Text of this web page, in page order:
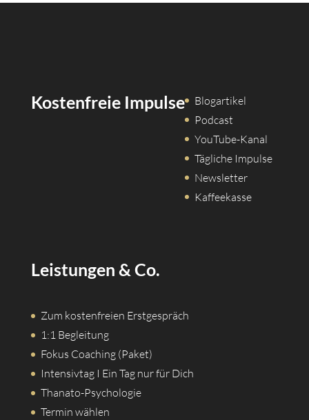
Kostenfreie Impulse
Blogartikel
Podcast
YouTube-Kanal
Tägliche Impulse
Newsletter
Kaffeekasse
Leistungen & Co.
Zum kostenfreien Erstgespräch
1:1 Begleitung
Fokus Coaching (Paket)
Intensivtag I Ein Tag nur für Dich
Thanato-Psychologie
Termin wählen